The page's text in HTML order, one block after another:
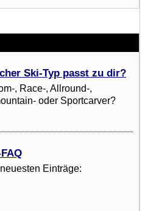
Ski-Typ passt zu dir?
, Race-, Allround-,
oder Sportcarver?
Einträge: